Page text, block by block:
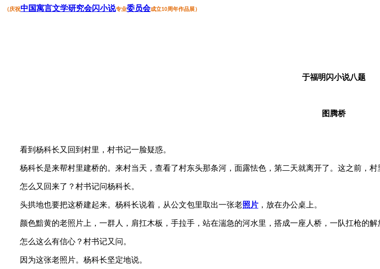
（庆祝中国寓言文学研究会闪小说专业委员会成立10周年作品展）
于福明闪小说八题
图腾桥
看到杨科长又回到村里，村书记一脸疑惑。
杨科长是来帮村里建桥的。来村当天，查看了村东头那条河，面露怯色，第二天就离开了。这之前，村
怎么又回来了？村书记问杨科长。
头拱地也要把这桥建起来。杨科长说着，从公文包里取出一张老照片 ，放在办公桌上。
颜色黯黄的老照片上，一群人，肩扛木板，手拉手，站在湍急的河水里，搭成一座人桥，一队扛枪的解
怎么这么有信心？村书记又问。
因为这张老照片。杨科长坚定地说。